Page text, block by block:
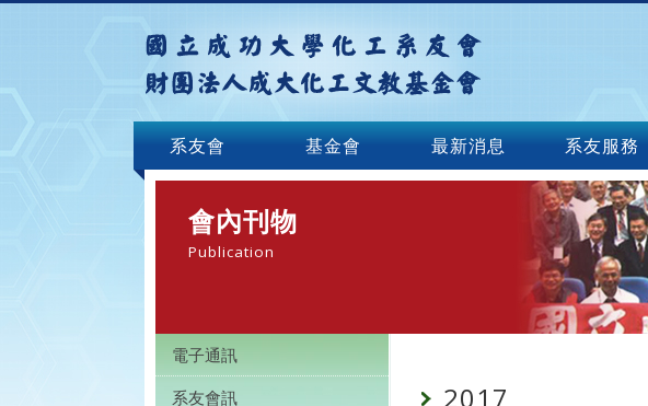
系友會 基金會 最新消息 系友服務
會內刊物
Publication
電子通訊
系友會訊
2017